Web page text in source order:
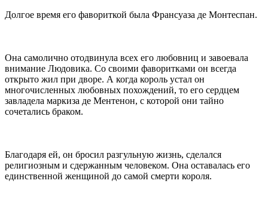
Долгое время его фавориткой была Франсуаза де Монтеспан.
Она самолично отодвинула всех его любовниц и завоевала
внимание Людовика. Со своими фаворитками он всегда
открыто жил при дворе. А когда король устал он
многочисленных любовных похождений, то его сердцем
завладела маркиза де Ментенон, с которой они тайно
сочетались браком.
Благодаря ей, он бросил разгульную жизнь, сделался
религиозным и сдержанным человеком. Она оставалась его
единственной женщиной до самой смерти короля.